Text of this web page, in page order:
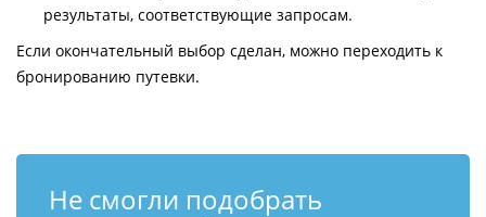
результаты, соответствующие запросам.
Если окончательный выбор сделан, можно переходить к
бронированию путевки.
Не смогли подобрать